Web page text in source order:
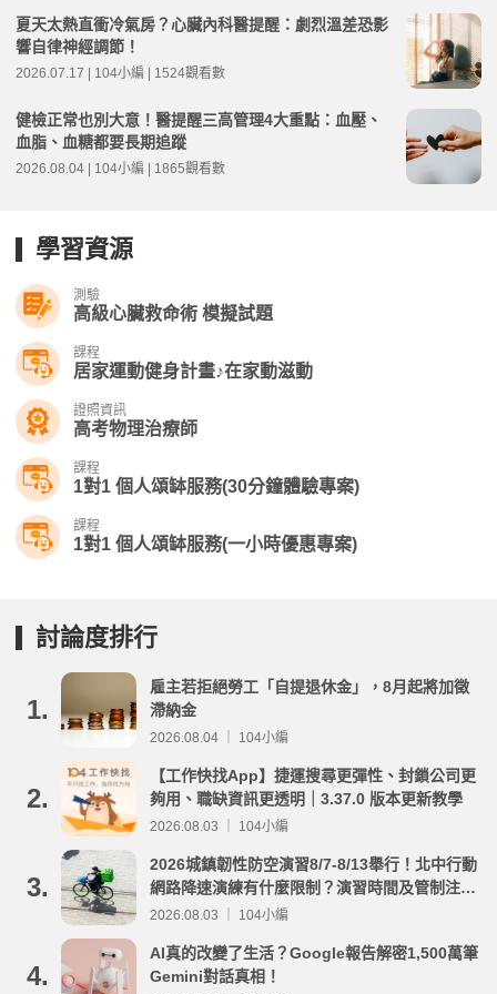
夏天太熱直衝冷氣房？心臟內科醫提醒：劇烈溫差恐影
響自律神經調節！
2026.07.17 | 104小編 | 1524觀看數
健檢正常也別大意！醫提醒三高管理4大重點：血壓、
血脂、血糖都要長期追蹤
2026.08.04 | 104小編 | 1865觀看數
學習資源
測驗
高級心臟救命術 模擬試題
課程
居家運動健身計畫♪在家動滋動
證照資訊
高考物理治療師
課程
1對1 個人頌缽服務(30分鐘體驗專案)
課程
1對1 個人頌缽服務(一小時優惠專案)
討論度排行
1.
雇主若拒絕勞工「自提退休金」，8月起將加徵
滯納金
2026.08.04 ｜ 104小編
2.
【工作快找App】捷運搜尋更彈性、封鎖公司更
夠用、職缺資訊更透明｜3.37.0 版本更新教學
2026.08.03 ｜ 104小編
3.
2026城鎮韌性防空演習8/7-8/13舉行！北中行動
網路降速演練有什麼限制？演習時間及管制注意
事項整理
2026.08.03 ｜ 104小編
4.
AI真的改變了生活？Google報告解密1,500萬筆
Gemini對話真相！